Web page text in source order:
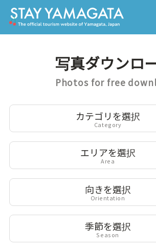
写真ダウンロ
Photos for free
カテゴリを選択
Category
エリアを選択
Area
向きを選択
Orientation
季節を選択
Season